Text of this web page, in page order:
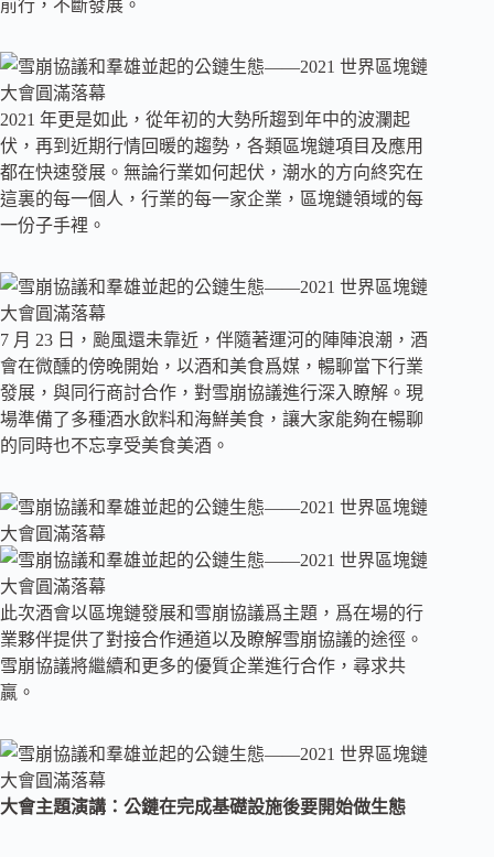
前行，不斷發展。
2021 年更是如此，從年初的大勢所趨到年中的波瀾起
伏，再到近期行情回暖的趨勢，各類區塊鏈項目及應用
都在快速發展。無論行業如何起伏，潮水的方向終究在
這裏的每一個人，行業的每一家企業，區塊鏈領域的每
一份子手裡。
7 月 23 日，颱風還未靠近，伴隨著運河的陣陣浪潮，酒
會在微醺的傍晚開始，以酒和美食爲媒，暢聊當下行業
發展，與同行商討合作，對雪崩協議進行深入瞭解。現
場準備了多種酒水飲料和海鮮美食，讓大家能夠在暢聊
的同時也不忘享受美食美酒。
此次酒會以區塊鏈發展和雪崩協議爲主題，爲在場的行
業夥伴提供了對接合作通道以及瞭解雪崩協議的途徑。
雪崩協議將繼續和更多的優質企業進行合作，尋求共
贏。
大會主題演講：公鏈在完成基礎設施後要開始做生態